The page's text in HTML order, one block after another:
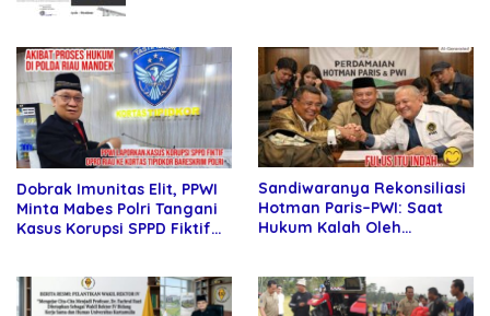
Dobrak Imunitas Elit, PPWI
Minta Mabes Polri Tangani
Kasus Korupsi SPPD Fiktif
Sandiwaranya Rekonsiliasi
Hotman Paris–PWI: Saat
Hukum Kalah Oleh